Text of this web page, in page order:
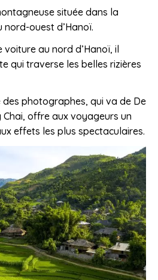
située dans la
nord-ouest d’Hanoï.
voiture au nord d’Hanoï, il
qui traverse les belles rizières
des photographes, qui va de De
Chai, offre aux voyageurs un
effets les plus spectaculaires.